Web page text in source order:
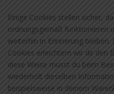
Einige Cookies stellen sicher,
ordnungsgemäß funktionieren
weiterhin in Erinnerung
Cookies erleichtern wir dir den
diese Weise musst du beim
wiederholt dieselben
beispielsweise in deinem